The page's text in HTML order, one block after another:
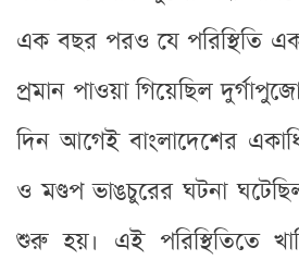
এক বছর পরও যে পরিস্থিতি
প্রমান পাওয়া গিয়েছিল
দিন আগেই বাংলাদেশের
ও মণ্ডপ ভাঙচুরের ঘটনা
শুরু হয়। এই পরিস্থিতিতে